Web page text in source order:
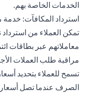
الخدمات الخاصة بهم.
استرداد المكافآت:
تمكن العملاء من
معاملاتهم عبر بطاقات
مراقبة طلب العملات
تسمح للعملاء بتحديد
الصرف عندما تصل أسعار